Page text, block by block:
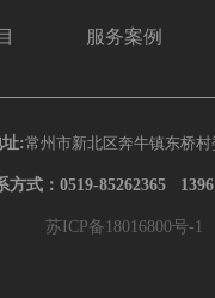
服务案例
:常州市新北区奔牛镇东桥
方式：0519-85262365
苏ICP备18016800号-1